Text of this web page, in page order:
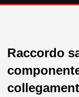
Raccordo